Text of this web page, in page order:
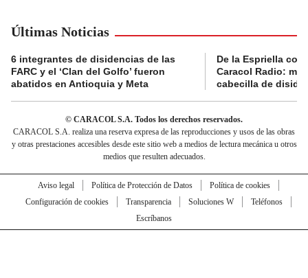
Últimas Noticias
6 integrantes de disidencias de las
FARC y el ‘Clan del Golfo’ fueron
abatidos en Antioquia y Meta
De la Espriella
Caracol Radio:
cabecilla de
© CARACOL S.A. Todos los derechos reservados.
CARACOL S.A. realiza una reserva expresa de las reproducciones y usos de las obras
y otras prestaciones accesibles desde este sitio web a medios de lectura mecánica u otros
medios que resulten adecuados.
Aviso legal Política de Protección de Datos
Política de cookies
Configuración de cookies
Transparencia Soluciones W
Teléfonos
Escríbanos